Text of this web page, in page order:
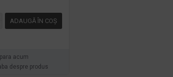
ADAUGĂ ÎN COŞ
acum
despre produs